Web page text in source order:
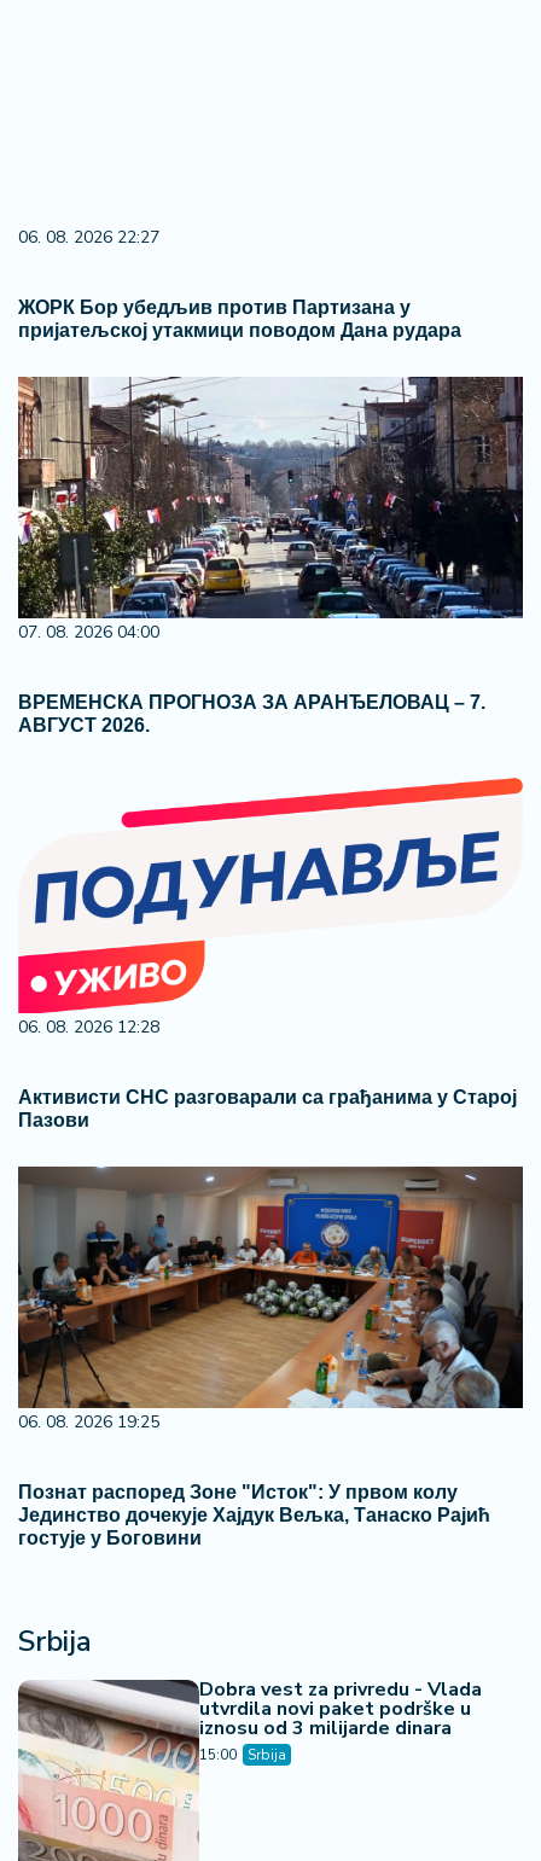
06. 08. 2026 22:27
ЖОРК Бор убедљив против Партизана у
пријатељској утакмици поводом Дана рудара
07. 08. 2026 04:00
ВРЕМЕНСКА ПРОГНОЗА ЗА АРАНЂЕЛОВАЦ – 7.
АВГУСТ 2026.
06. 08. 2026 12:28
Активисти СНС разговарали са грађанима у Старој
Пазови
06. 08. 2026 19:25
Познат распоред Зоне "Исток": У првом колу
Јединство дочекује Хајдук Вељка, Танаско Рајић
гостује у Боговини
Srbija
Dobra vest za privredu - Vlada
utvrdila novi paket podrške u
iznosu od 3 milijarde dinara
15:00 Srbija